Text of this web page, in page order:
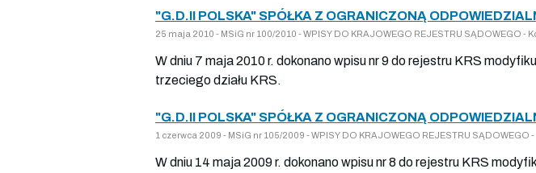
"G.D.II POLSKA" SPÓŁKA Z OGRANICZONĄ
25 maja 2010 - MSiG nr 100/2010 - WPISY DO KRAJOWEGO REJESTRU SĄDOWEGO
W dniu 7 maja 2010 r. dokonano wpisu nr 9 do rejestru KRS
trzeciego działu KRS.
"G.D.II POLSKA" SPÓŁKA Z OGRANICZONĄ
1 czerwca 2009 - MSiG nr 105/2009 - WPISY DO KRAJOWEGO REJESTRU
W dniu 14 maja 2009 r. dokonano wpisu nr 8 do rejestru KRS